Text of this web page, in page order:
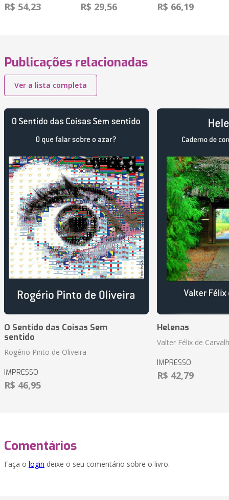
R$ 54,23 R$ 29,56 R$ 66,19
Publicações relacionadas
Ver a lista completa
O Sentido das Coisas Sem
sentido
Rogério Pinto de Oliveira
IMPRESSO
R$ 46,95
Helenas
Valter Félix de
IMPRESSO
R$ 42,79
Comentários
Faça o login deixe o seu comentário sobre o livro.